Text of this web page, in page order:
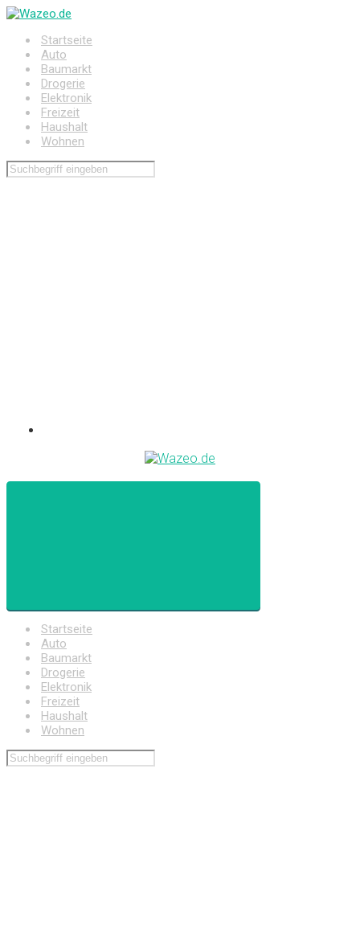
Zum
springenStartseite
Auto
Baumarkt
Drogerie
Elektronik
Freizeit
Haushalt
Wohnen
Startseite
Auto
Baumarkt
Drogerie
Elektronik
Freizeit
Haushalt
Wohnen